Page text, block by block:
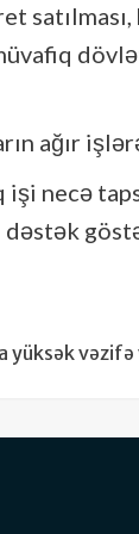
ağır
işi necə
yüksək vəzifə